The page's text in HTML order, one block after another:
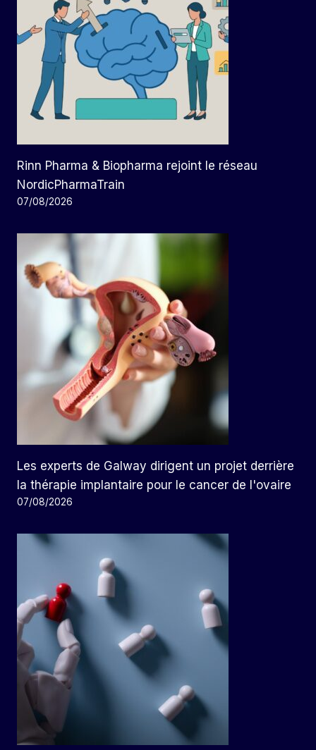
Rinn Pharma & Biopharma rejoint le réseau
NordicPharmaTrain
07/08/2026
Les experts de Galway dirigent un projet derrière
la thérapie implantaire pour le cancer de l'ovaire
07/08/2026